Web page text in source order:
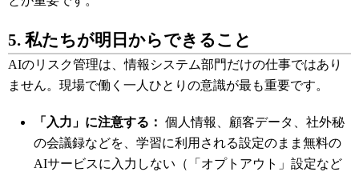
5. 私たちが明日からできること
AIのリスク管理は、情報システム部門だけの仕事ではあり
ません。現場で働く一人ひとりの意識が最も重要です。
「入力」に注意する： 個人情報、顧客データ、社外秘
の会議録などを、学習に利用される設定のまま無料の
AIサービスに入力しない（「オプトアウト」設定など